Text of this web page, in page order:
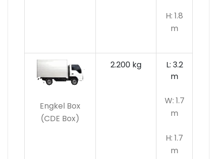
H: 1.8
m
Engkel Box
(CDE Box)
2.200 kg
L: 3.2
m
W: 1.7
m
H: 1.7
m